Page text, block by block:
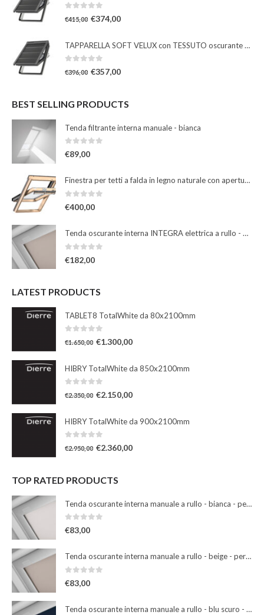
€415,00 €374,00
TAPPARELLA SOFT VELUX con TESSUTO oscurante solare
€396,00 €357,00
BEST SELLING PRODUCTS
Tenda filtrante interna manuale - bianca
0Su 5
€89,00
Finestra per tetti a falda in legno naturale con apertura a bilico manuale
0Su 5
€400,00
Tenda oscurante interna INTEGRA elettrica a rullo - beige
€182,00
LATEST PRODUCTS
TABLET8 TotalWhite da 80x2100mm
€1.650,00 €1.300,00
HIBRY TotalWhite da 850x2100mm
€2.350,00 €2.150,00
HIBRY TotalWhite da 900x2100mm
€2.950,00 €2.360,00
TOP RATED PRODUCTS
Tenda oscurante interna manuale a rullo - bianca - per finestre misura 102
0Su 5
€83,00
Tenda oscurante interna manuale a rullo - beige - per finestre misura 102
0Su 5
€83,00
Tenda oscurante interna manuale a rullo - blu scuro - per finestre misura 102